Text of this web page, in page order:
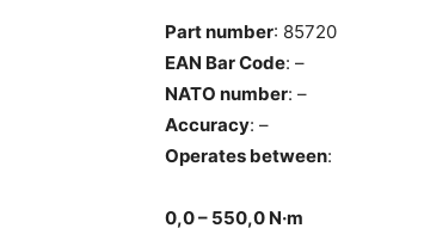
Part number: 85720
EAN Bar Code: –
NATO number: –
Accuracy: –
Operates between:
0,0 – 550,0 N·m